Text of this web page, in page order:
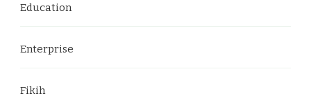
Education
Enterprise
Fikih